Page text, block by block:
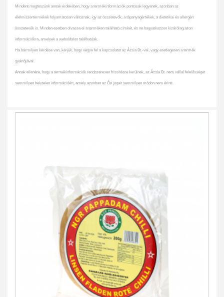
Mindent megteszünk annak érdekében, hogy a termékinformációk pontosak legyenek, azonban az
élelmiszertermékek folyamatosan változnak, így az összetevők, a tápanyagértékek, a dietetikai és allergén
összetevők is. Minden esetben olvassa el a terméken található címkét, és ne hagyatkozzon kizárólag azon
információkra, amelyek a weboldalon találhatóak.
Ha bármilyen kérdése van, kérjük, hogy vegye fel a kapcsolatot az Ázsia Bt.-vel, vagy esetlegesen a termék
gyártójával.
Annak ellenére, hogy a termékinformációk rendszeresen frissítésre kerülnek, az Ázsia Bt. nem vállal felelősséget
semmilyen helytelen információért, amely azonban az Ön jogait semmilyen módon nem érinti.